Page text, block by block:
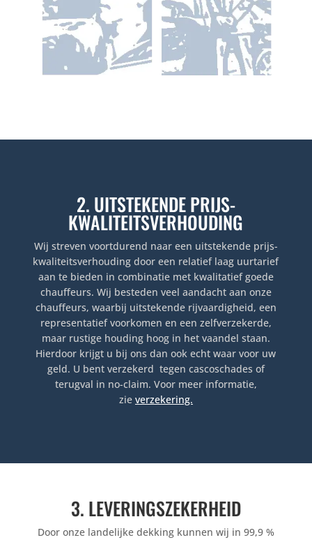
2. UITSTEKENDE PRIJS-
KWALITEITSVERHOUDING
Wij streven voortdurend naar een uitstekende prijs-
kwaliteitsverhouding door een relatief laag uurtarief
aan te bieden in combinatie met kwalitatief goede
chauffeurs. Wij besteden veel aandacht aan onze
chauffeurs, waarbij uitstekende rijvaardigheid, een
representatief voorkomen en een zelfverzekerde,
maar rustige houding hoog in het vaandel staan.
Hierdoor krijgt u bij ons dan ook echt waar voor uw
geld. U bent verzekerd tegen cascoschades of
terugval in no-claim. Voor meer informatie,
zie verzekering.
3. LEVERINGSZEKERHEID
Door onze landelijke dekking kunnen wij in 99,9 %